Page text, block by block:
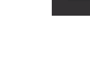
Ha
Ingrediente
Ha
Ingrediente